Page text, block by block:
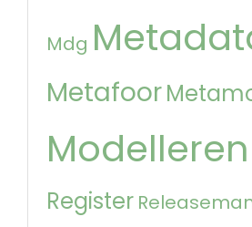
Mdg
Metafoor
Modelleren
Register